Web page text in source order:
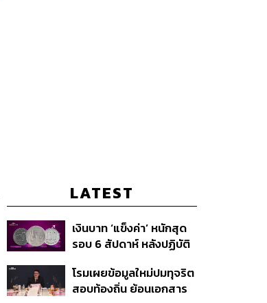
LATEST
เงินบาท ‘แข็งค่า’ หนักสุด
รอบ 6 สัปดาห์ หลังปฏิบัติ
สหรัฐฯ-ญี่ปุ่น Standard
Chartered เปิดเป้าสิ้นปีนี้
โรมเผยข้อมูลใหม่ปมทุจริต
สอบท้องถิ่น ย้อนเอกสาร